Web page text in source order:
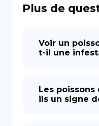
Plus de
Voir un
t-il une
Les
ils un signe